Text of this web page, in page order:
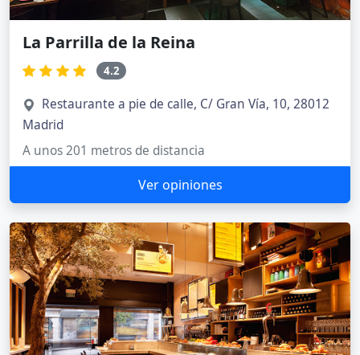
La Parrilla de la Reina
4.2
Restaurante a pie de calle, C/ Gran Vía, 10, 28012
Madrid
A unos 201 metros de distancia
Ver opiniones